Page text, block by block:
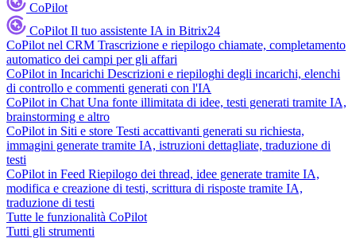
CoPilot
CoPilot Il tuo assistente IA in Bitrix24
CoPilot nel CRM Trascrizione e riepilogo chiamate, completamento
automatico dei campi per gli affari
CoPilot in Incarichi Descrizioni e riepiloghi degli incarichi, elenchi
di controllo e commenti generati con l'IA
CoPilot in Chat Una fonte illimitata di idee, testi generati tramite IA,
brainstorming e altro
CoPilot in Siti e store Testi accattivanti generati su richiesta,
immagini generate tramite IA, istruzioni dettagliate, traduzione di
testi
CoPilot in Feed Riepilogo dei thread, idee generate tramite IA,
modifica e creazione di testi, scrittura di risposte tramite IA,
traduzione di testi
Tutte le funzionalità CoPilot
Tutti gli strumenti